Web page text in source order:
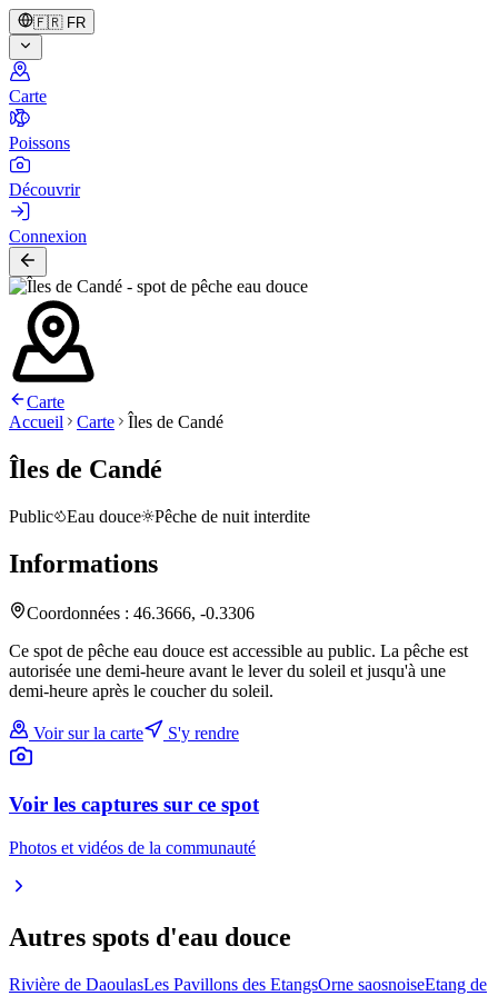
🇫🇷 FR
Carte
Poissons
Découvrir
Connexion
Carte
Accueil
Carte Îles de Candé
Îles de Candé
Public Eau douce Pêche de nuit interdite
Informations
Coordonnées : 46.3666, -0.3306
Ce spot de pêche eau douce est accessible au public. La pêche est
autorisée une demi-heure avant le lever du soleil et jusqu'à une
demi-heure après le coucher du soleil.
Voir sur la carte S'y rendre
Voir les captures sur ce spot
Photos et vidéos de la communauté
Autres spots d'eau douce
Rivière de DaoulasLes Pavillons des EtangsOrne saosnoiseEtang de